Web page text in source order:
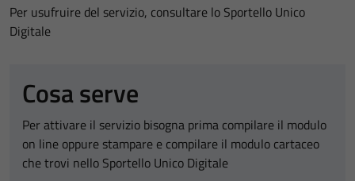
Per usufruire del servizio, consultare lo Sportello Unico
Digitale
Cosa serve
Per attivare il servizio bisogna prima compilare il modulo
on line oppure stampare e compilare il modulo cartaceo
che trovi nello Sportello Unico Digitale